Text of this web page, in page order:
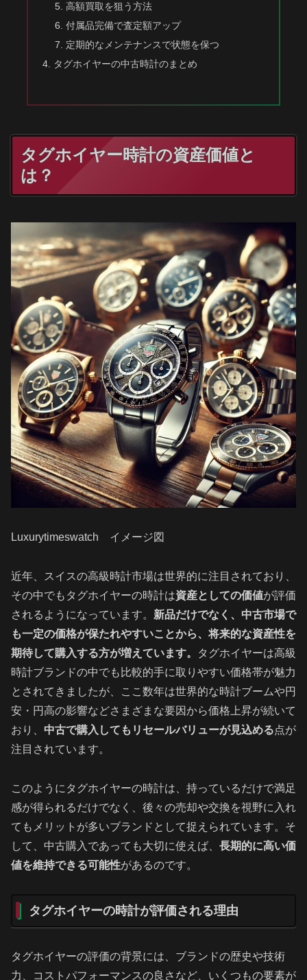
高額買取を狙う方法
付属品完備で査定額アップ
定期的なメンテナンスで状態を保つ
タグホイヤーの中古時計のまとめ
タグホイヤー時計の資産価値と
は？
Luxurytimeswatch イメージ図
近年、スイスの高級時計市場は世界的に注目されており、
その中でもタグホイヤーの時計は資産としての価値が評価
されるようになっています。 新品だけでなく、中古市場で
も一定の価格が保たれやすいことから、将来的な資産性を
期待して購入する方が増えています。
タグホイヤーは高級
時計ブランドの中でも比較的手に取りやすい価格帯が魅力
とされてきましたが、ここ数年は世界的な時計ブームや円
安・円高の影響などさまざまな要因から価格上昇が続いて
おり、 中古で購入してもリセールバリューが見込める点が
注目されています。
このようにタグホイヤーの時計は、持っているだけで満足
感が得られるだけでなく、後々の売却や交換を視野に入れ
てもメリットが多いブランドとして捉えられています。そ
して、中古購入であっても大切に使えば、 長期的に高い価
値を維持できる可能性があるのです。
タグホイヤーの時計が評価される理由
タグホイヤーの評価の背景には、ブランドの歴史や技術
力、コストパフォーマンスの良さなど、いくつもの要素が